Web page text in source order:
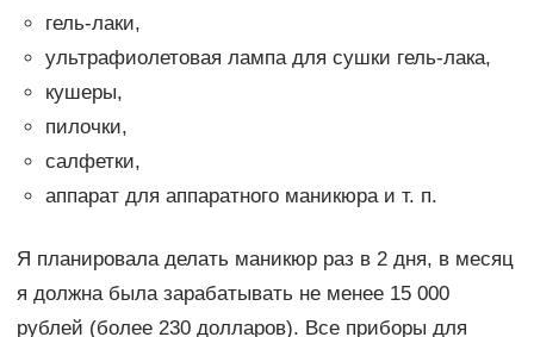
гель-лаки,
ультрафиолетовая лампа для сушки гель-лака,
кушеры,
пилочки,
салфетки,
аппарат для аппаратного маникюра и т. п.
Я планировала делать маникюр раз в 2 дня, в месяц
я должна была зарабатывать не менее 15 000
рублей (более 230 долларов). Все приборы для